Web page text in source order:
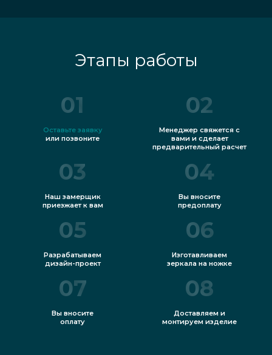
Этапы работы
01
Оставьте заявку
или позвоните
02
Менеджер свяжется с
вами и сделает
предварительный расчет
03
Наш замерщик
приезжает к вам
04
Вы вносите
предоплату
05
Разрабатываем
дизайн-проект
06
Изготавливаем
зеркала на ножке
07
Вы вносите
оплату
08
Доставляем и
монтируем изделие